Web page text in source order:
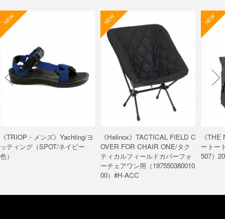
NEW
《TRIOP・メンズ》Yachting/ヨ
ッティング（SPOT/ネイビー
色）
NEW
《Helinox》TACTICAL FIELD C
OVER FOR CHAIR ONE/タク
ティカルフィールドカバーフォ
ーチェアワン用（197550380010
00）#H-ACC
NEW
《
ートー
507）